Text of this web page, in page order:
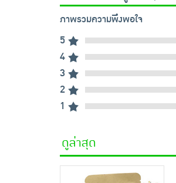
ภาพรวมความพึงพอใจ
5
4
3
2
1
ดูล่าสุด